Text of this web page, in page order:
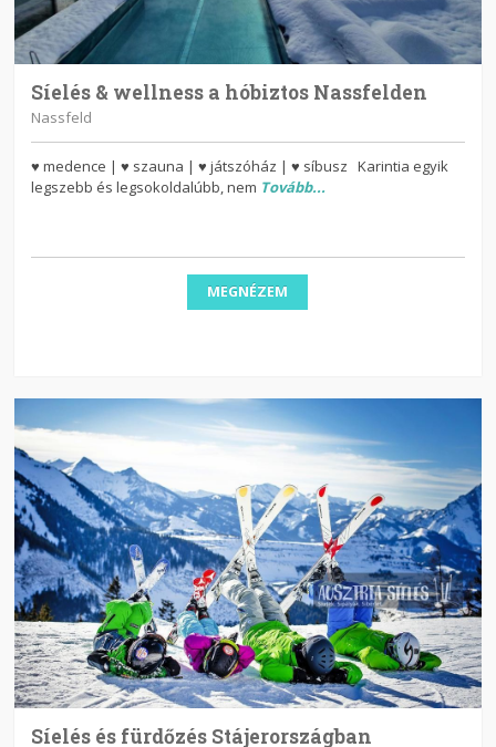
Síelés & wellness a hóbiztos Nassfelden
Nassfeld
♥ medence | ♥ szauna | ♥ játszóház | ♥ síbusz Karintia egyik
legszebb és legsokoldalúbb, nem Tovább...
MEGNÉZEM
Síelés és fürdőzés Stájerországban